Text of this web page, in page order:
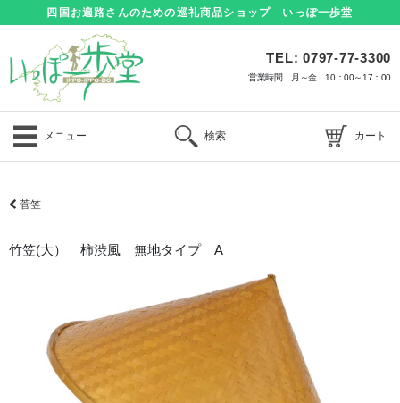
四国お遍路さんのための巡礼商品ショップ いっぽ一歩堂
TEL: 0797-77-3300
営業時間 月～金 10：00～17：00
メニュー 検索 カート
菅笠
竹笠(大） 柿渋風 無地タイプ A